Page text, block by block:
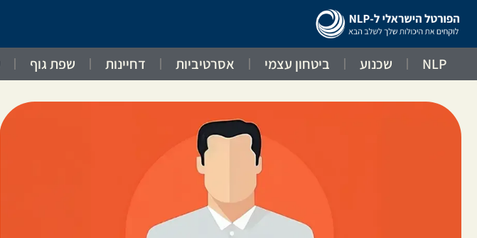
NLP שכנוע ביטחון עצמי אסרטיביות דחיינות שפת גוף